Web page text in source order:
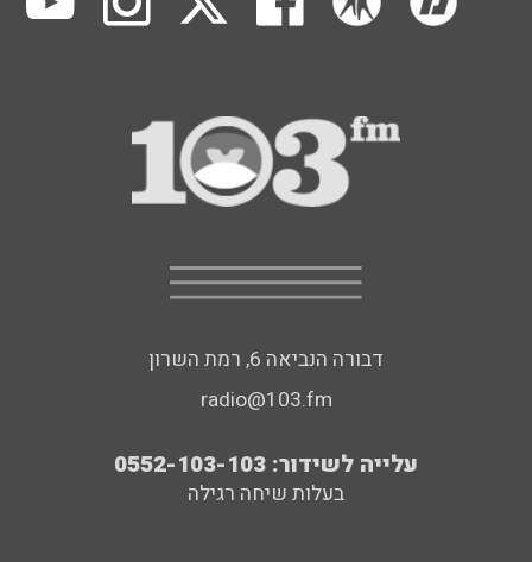
דבורה הנביאה 6, רמת השרון
radio@103.fm
עלייה לשידור: 0552-103-103
בעלות שיחה רגילה